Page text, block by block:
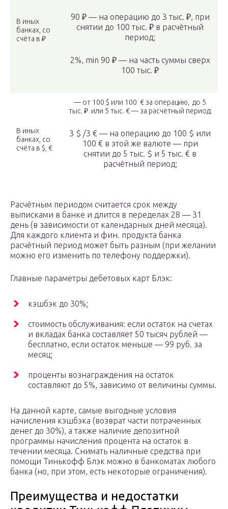
В иных
банках, со
счёта в ₽
90 ₽ — на операцию до 3 тыс. ₽, при
снятии до 100 тыс. ₽ в расчётный
период;
2%, min 90 ₽ — на часть суммы сверх
100 тыс. ₽
В иных
банках, со
счёта в $, €
— от 100 $ или 100 € за операцию, до 5
тыс. ₽ или 5 тыс. € — за расчётный период;
3 $ /3 € — на операцию до 100 $ или
100 € в этой же валюте — при
снятии до 5 тыс. $ и 5 тыс. € в
расчётный период;
Расчётным периодом считается срок между
выписками в банке и длится в переделах 28 — 31
день (в зависимости от календарных дней месяца).
Для каждого клиента и фин. продукта банка
расчётный период может быть разным (при желании
можно его изменить по телефону поддержки).
Главные параметры дебетовых карт Блэк:
кэшбэк до 30%;
стоимость обслуживания: если остаток на счетах
и вкладах банка составляет 50 тысяч рублей —
бесплатно, если остаток меньше — 99 руб. за
месяц;
проценты вознаграждения на остаток
составляют до 5%, зависимо от величины суммы.
На данной карте, самые выгодные условия
начисления кэшбэка (возврат части потраченных
денег до 30%), а также наличие депозитной
программы начисления процента на остаток в
течении месяца. Снимать наличные средства при
помощи Тинькофф Блэк можно в банкоматах любого
банка (но, при этом, есть некоторые ограничения).
Преимущества и недостатки